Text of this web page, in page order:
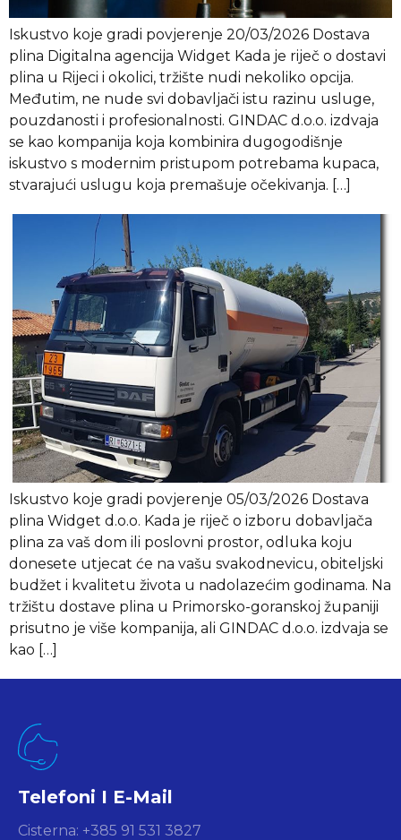
Iskustvo koje gradi povjerenje 20/03/2026 Dostava
plina Digitalna agencija Widget Kada je riječ o dostavi
plina u Rijeci i okolici, tržište nudi nekoliko opcija.
Međutim, ne nude svi dobavljači istu razinu usluge,
pouzdanosti i profesionalnosti. GINDAC d.o.o. izdvaja
se kao kompanija koja kombinira dugogodišnje
iskustvo s modernim pristupom potrebama kupaca,
stvarajući uslugu koja premašuje očekivanja. […]
Iskustvo koje gradi povjerenje 05/03/2026 Dostava
plina Widget d.o.o. Kada je riječ o izboru dobavljača
plina za vaš dom ili poslovni prostor, odluka koju
donesete utjecat će na vašu svakodnevicu, obiteljski
budžet i kvalitetu života u nadolazećim godinama. Na
tržištu dostave plina u Primorsko-goranskoj županiji
prisutno je više kompanija, ali GINDAC d.o.o. izdvaja se
kao […]
Telefoni I E-Mail
Cisterna: +385 91 531 3827